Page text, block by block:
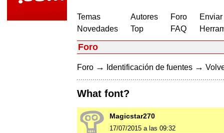
Temas
Novedades
Autores
Top
Foro
FAQ
Foro
Foro → Identificación de fuentes →
What font?
Magicstar270
17/07/2015 a las 09:32